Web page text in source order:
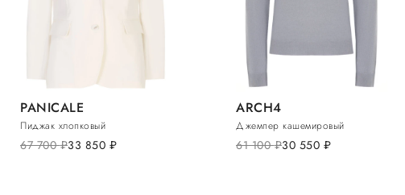
PANICALE
Пиджак хлопковый
67 700руб.33 850 руб.
ARCH4
Джемпер кашемировый
61 100руб.30 550 руб.